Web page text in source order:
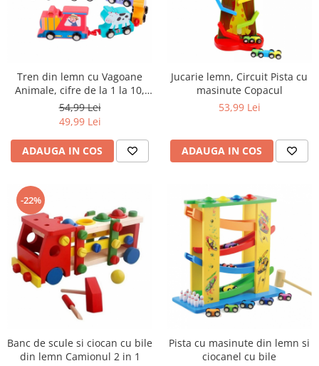
Tablite educative
Tren din lemn cu Vagoane
Animale, cifre de la 1 la 10,
multicolor
54,99 Lei
49,99 Lei
ADAUGA IN COS
Jucarie lemn, Circuit Pista cu
masinute Copacul
53,99 Lei
ADAUGA IN COS
-22%
Banc de scule si ciocan cu bile
din lemn Camionul 2 in 1
Pista cu masinute din lemn si
ciocanel cu bile